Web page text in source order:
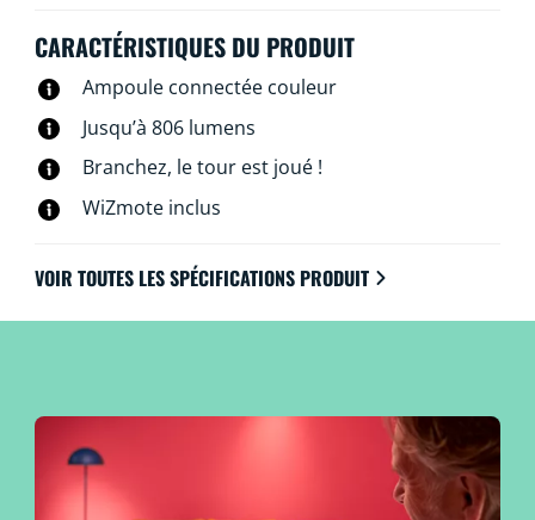
besoin de matériel spécial : les lampes WiZ se
connectent directement au Wi-Fi.
CARACTÉRISTIQUES DU PRODUIT
Ampoule connectée couleur
Jusqu’à 806 lumens
Branchez, le tour est joué !
WiZmote inclus
VOIR TOUTES LES SPÉCIFICATIONS PRODUIT